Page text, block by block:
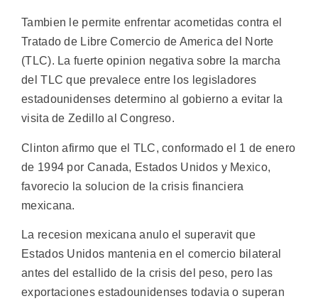
Tambien le permite enfrentar acometidas contra el
Tratado de Libre Comercio de America del Norte
(TLC). La fuerte opinion negativa sobre la marcha
del TLC que prevalece entre los legisladores
estadounidenses determino al gobierno a evitar la
visita de Zedillo al Congreso.
Clinton afirmo que el TLC, conformado el 1 de enero
de 1994 por Canada, Estados Unidos y Mexico,
favorecio la solucion de la crisis financiera
mexicana.
La recesion mexicana anulo el superavit que
Estados Unidos mantenia en el comercio bilateral
antes del estallido de la crisis del peso, pero las
exportaciones estadounidenses todavia o superan